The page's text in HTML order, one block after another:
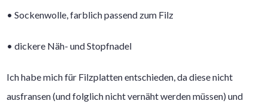
• Sockenwolle, farblich passend zum Filz
• dickere Näh- und Stopfnadel
Ich habe mich für Filzplatten entschieden, da diese nicht
ausfransen (und folglich nicht vernäht werden müssen) und